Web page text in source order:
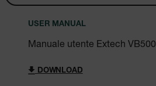
USER MANUAL
Manuale utente Extech VB500
DOWNLOAD